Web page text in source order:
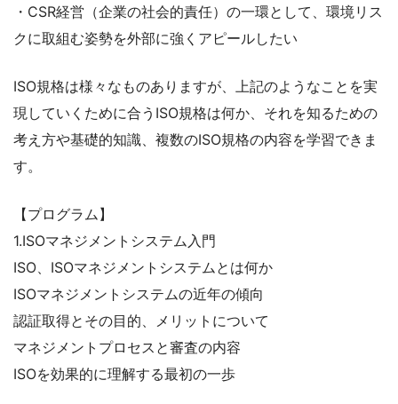
・CSR経営（企業の社会的責任）の一環として、環境リス
クに取組む姿勢を外部に強くアピールしたい
ISO規格は様々なものありますが、上記のようなことを実
現していくために合うISO規格は何か、それを知るための
考え方や基礎的知識、複数のISO規格の内容を学習できま
す。
【プログラム】
1.ISOマネジメントシステム入門
ISO、ISOマネジメントシステムとは何か
ISOマネジメントシステムの近年の傾向
認証取得とその目的、メリットについて
マネジメントプロセスと審査の内容
ISOを効果的に理解する最初の一歩